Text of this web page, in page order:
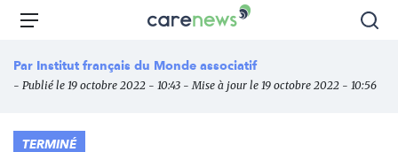
Aller
principal
Carenews,
média
des
Menu
Par Institut français du Monde associatif
- Publié le 19 octobre 2022 - 10:43 - Mise à jour le 19 octobre 2022 - 10:56
TERMINÉ